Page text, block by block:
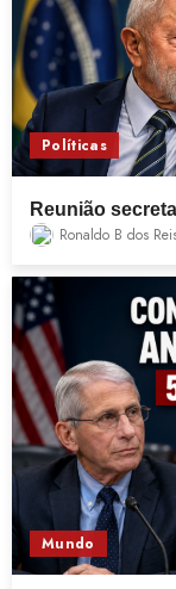
Políticas
Reunião
Ronaldo B dos
Mundo